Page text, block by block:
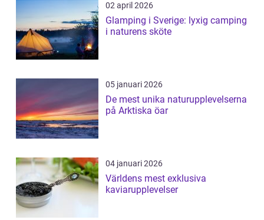
02 april 2026
Glamping i Sverige: lyxig camping
i naturens sköte
05 januari 2026
De mest unika naturupplevelserna
på Arktiska öar
04 januari 2026
Världens mest exklusiva
kaviarupplevelser